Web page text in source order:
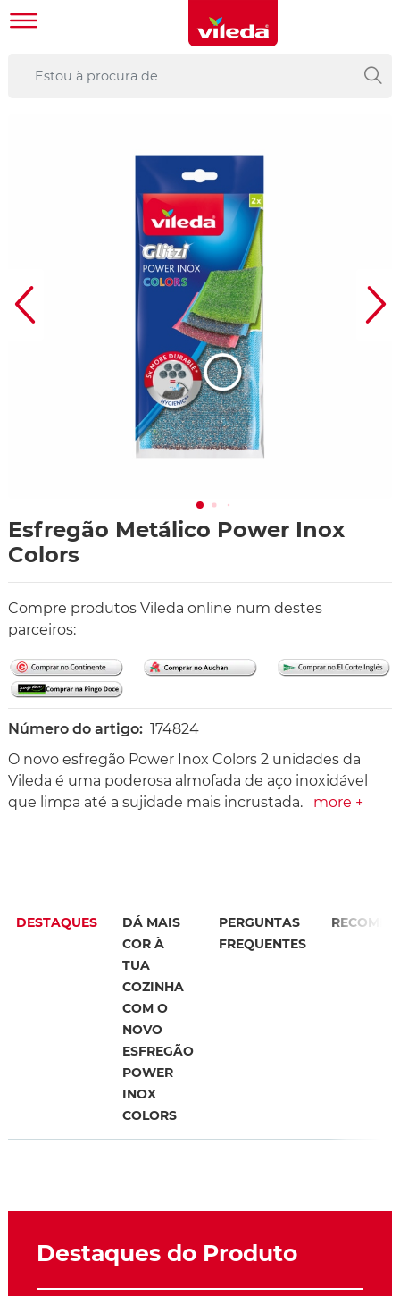
Esfregão Metálico Power Inox
Colors
Compre produtos Vileda online num destes
parceiros:
Número do artigo: 174824
O novo esfregão Power Inox Colors 2 unidades da
Vileda é uma poderosa almofada de aço inoxidável
que limpa até a sujidade mais incrustada.
more +
DESTAQUES
DÁ MAIS
COR À
TUA
COZINHA
COM O
NOVO
ESFREGÃO
POWER
INOX
COLORS
PERGUNTAS
FREQUENTES
Destaques do Produto